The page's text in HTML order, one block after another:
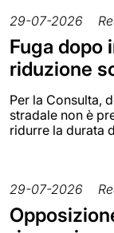
29-07-2026
Fuga dopo
riduzione
Per la Consulta,
stradale non è
ridurre la durata
29-07-2026